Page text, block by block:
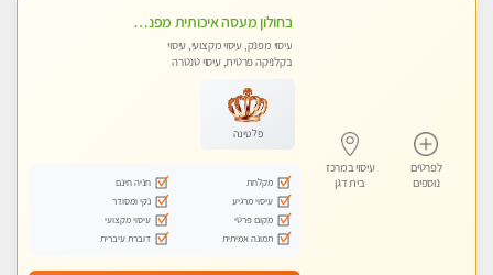
לפרטים
נוספים
עיסוי במרכז
בית דגן
בחולון מעסה איכותית מפנקת ומקצועית
עיסוי מפנק, עיסוי מקצועי, עיסוי
בקלניקה פרטית, עיסוי טנטרה
פלטינה
מקלחת
חניה חינם
עיסוי מרגיע
נקי ומסודר
מקום פרטי
עיסוי מקצועי
תמונה אמיתית
דוברת עיברית